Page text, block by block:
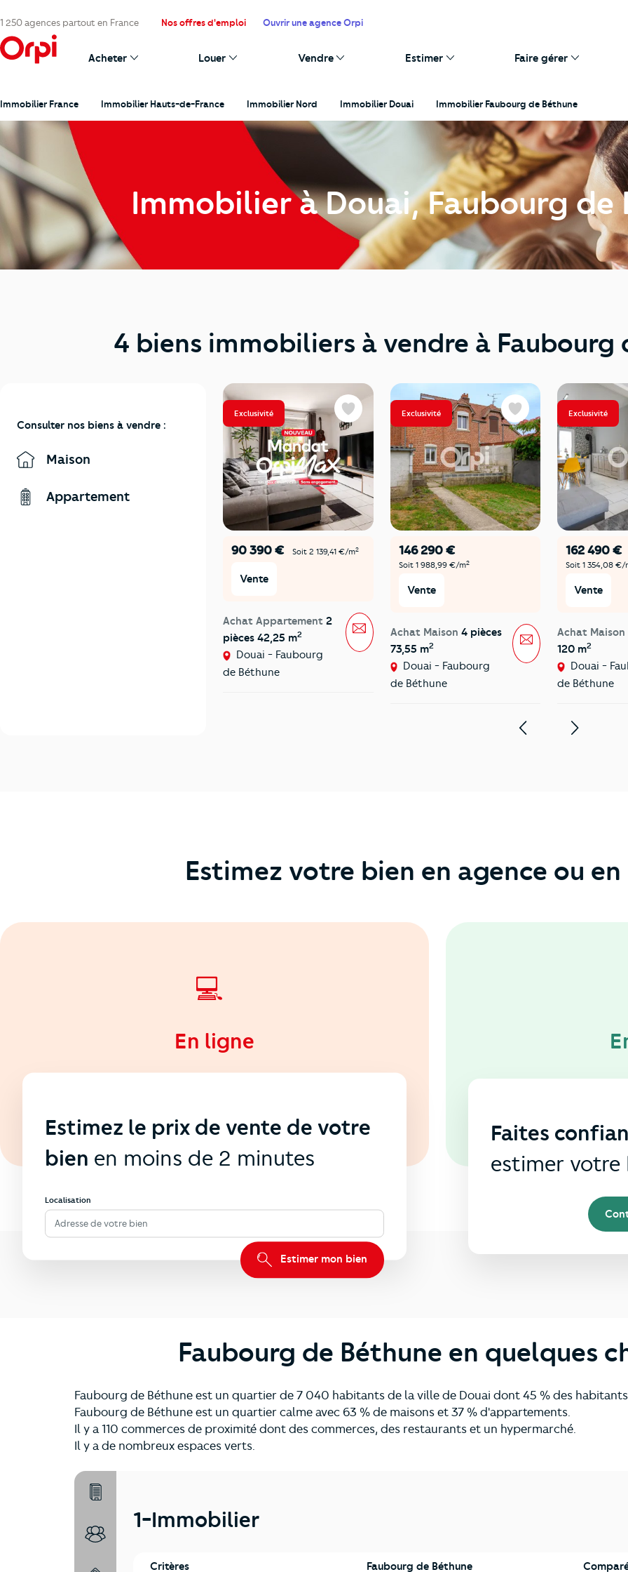
1 250 agences partout en France Nos offres d'emploi Ouvrir une agence Orpi
Acheter Louer Vendre Estimer Faire gérer
Immobilier France Immobilier Hauts-de-France Immobilier Nord Immobilier Douai Immobilier Faubourg de Béthune
Immobilier à Douai, Faubourg de
4 biens immobiliers à vendre à Faubourg
Consulter nos biens à vendre :
Maison
Appartement
Exclusivité
90 390 € Soit 2 139,41 €/m2
Vente
Achat Appartement 2
pièces 42,25 m2
Douai - Faubourg
de Béthune
Favoris
Message
Exclusivité
146 290 €
Soit 1 988,99 €/m2
Vente
Achat Maison 4 pièces
73,55 m2
Douai - Faubourg
de Béthune
Favoris
Message
Exclusivité
162 490 €
Soit 1 354,08 €/
Vente
Achat Maison
120 m2
Douai -
de Béthune
Estimez votre bien en agence ou
💻
En ligne
Estimez le prix de vente de votre
bien en moins de 2 minutes
Localisation
Adresse de votre bien
Estimer mon bien
Faites
estimer votre
Faubourg de Béthune en quelques
Faubourg de Béthune est un quartier de 7 040 habitants de la ville de Douai dont 45 % des
Faubourg de Béthune est un quartier calme avec 63 % de maisons et 37 % d'appartements.
Il y a 110 commerces de proximité dont des commerces, des restaurants et un hypermarché.
Il y a de nombreux espaces verts.
1-Immobilier
2-Habitants
1-Immobilier
Critères Faubourg de Béthune